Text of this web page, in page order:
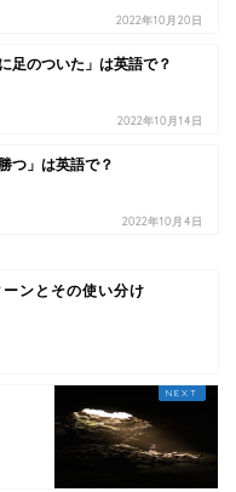
2022年10月20日
足のついた」は英語で？
2022年10月14日
つ」は英語で？
2022年10月4日
ンとその使い分け